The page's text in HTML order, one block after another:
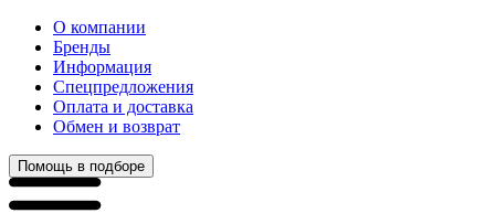
О компании
Бренды
Информация
Спецпредложения
Оплата и доставка
Обмен и возврат
Помощь в подборе